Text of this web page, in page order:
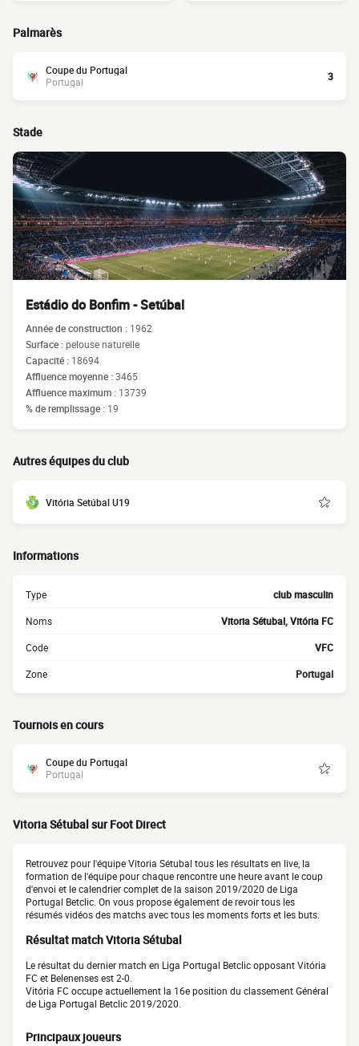
Palmarès
Coupe du Portugal
Portugal
3
Stade
Estádio do Bonfim - Setúbal
Année de construction : 1962
Surface :pelouse naturelle
Capacité : 18694
Affluence moyenne :3465
Affluence maximum : 13739
% de remplissage : 19
Autres équipes du club
Vitória Setúbal U19
Informations
Type club masculin
Noms Vitoria Sétubal, Vitória FC
Code VFC
Zone Portugal
Tournois en cours
Coupe du Portugal
Portugal
Vitoria Sétubal sur Foot Direct
Retrouvez pour l'équipe Vitoria Sétubal tous les résultats en live, la
formation de l'équipe pour chaque rencontre une heure avant le coup
d'envoi et le calendrier complet de la saison 2019/2020 de Liga
Portugal Betclic. On vous propose également de revoir tous les
résumés vidéos des matchs avec tous les moments forts et les buts.
Résultat match Vitoria Sétubal
Le résultat du dernier match en Liga Portugal Betclic opposant Vitória
FC et Belenenses est 2-0.
Vitória FC occupe actuellement la 16e position du classement Général
de Liga Portugal Betclic 2019/2020.
Principaux joueurs